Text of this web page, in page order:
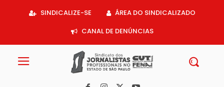
SINDICALIZE-SE
ÁREA DO SINDICALIZADO
CANAL DE DENÚNCIAS